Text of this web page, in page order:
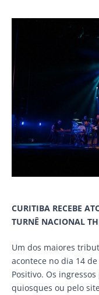
CURITIBA RECEBE
TURNÊ NACIONAL
Um dos maiores
acontece no dia 14
Positivo. Os
quiosques ou pelo